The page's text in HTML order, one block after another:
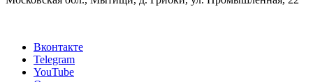
Вконтакте
Telegram
YouTube